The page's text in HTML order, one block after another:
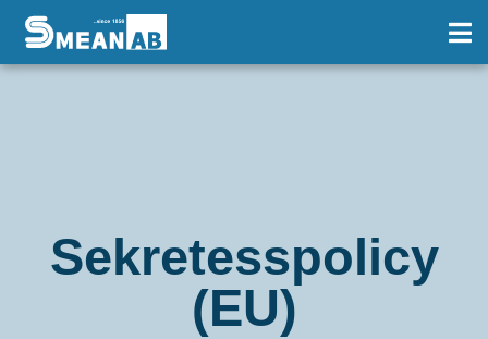
Sekretesspolicy
(EU)